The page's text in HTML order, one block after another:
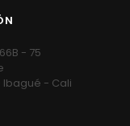
- 75
- Cali